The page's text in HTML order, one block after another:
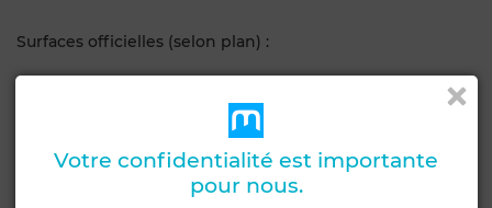
Surfaces officielles (selon plan) :
Surface terrasse & jardin : 10,12 m2.
Votre confidentialité est importante
pour nous.